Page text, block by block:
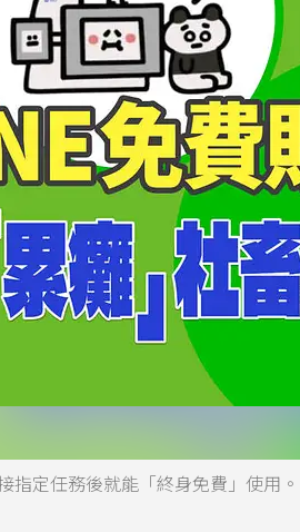
定任務後就能「終身免費」使用